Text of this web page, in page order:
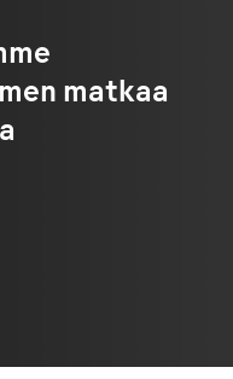
matkaa